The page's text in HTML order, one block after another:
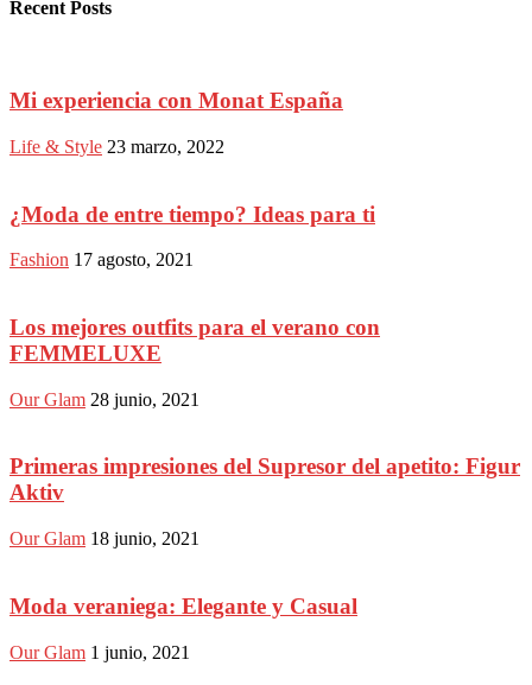
Recent Posts
Mi experiencia con Monat España
Life & Style 23 marzo, 2022
¿Moda de entre tiempo? Ideas para ti
Fashion 17 agosto, 2021
Los mejores outfits para el verano con
FEMMELUXE
Our Glam 28 junio, 2021
Primeras impresiones del Supresor del apetito: Figur
Aktiv
Our Glam 18 junio, 2021
Moda veraniega: Elegante y Casual
Our Glam 1 junio, 2021